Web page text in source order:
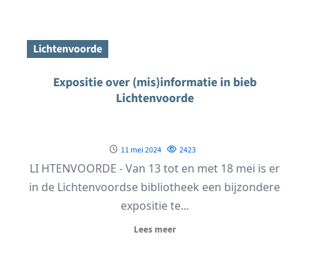
Lichtenvoorde
Expositie over (mis)informatie in bieb
Lichtenvoorde
11 mei 2024 2423
LI HTENVOORDE - Van 13 tot en met 18 mei is er
in de Lichtenvoordse bibliotheek een bijzondere
expositie te...
Lees meer